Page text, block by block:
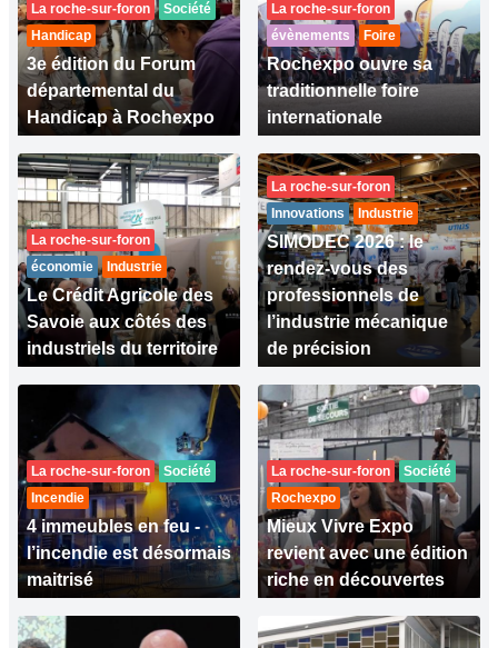
La roche-sur-foron
Société
Handicap
3e édition du Forum
départemental du
Handicap à Rochexpo
La roche-sur-foron
évènements
Foire
Rochexpo ouvre sa
traditionnelle foire
internationale
La roche-sur-foron
économie
Industrie
Le Crédit Agricole des
Savoie aux côtés des
industriels du territoire
La roche-sur-foron
Innovations
Industrie
SIMODEC 2026 : le
rendez-vous des
professionnels de
l’industrie mécanique
de précision
La roche-sur-foron
Société
Incendie
4 immeubles en feu -
l’incendie est désormais
maitrisé
La roche-sur-foron
Société
Rochexpo
Mieux Vivre Expo
revient avec une édition
riche en découvertes